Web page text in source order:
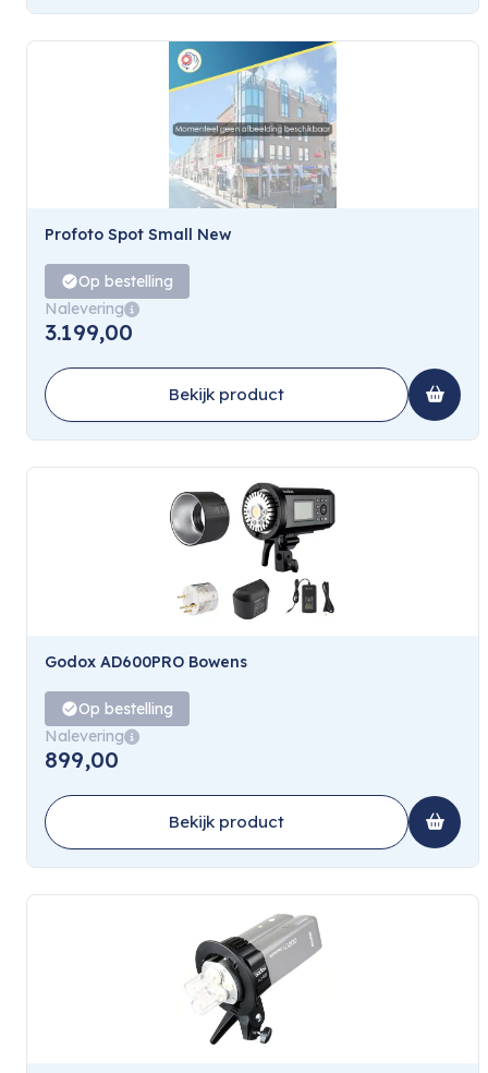
Profoto Spot Small New
Op bestelling
Nalevering
3.199,00
Bekijk product
Godox AD600PRO Bowens
Op bestelling
Nalevering
899,00
Bekijk product